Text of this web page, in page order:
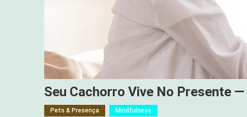
Seu Cachorro Vive No Presente
Pets & Presença Mindfulness